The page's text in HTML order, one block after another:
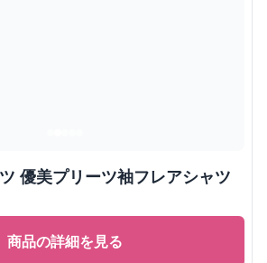
優美プリーツ袖フレアシャツ
商品の詳細を見る